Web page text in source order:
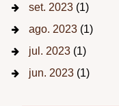
set. 2023 (1)
ago. 2023 (1)
jul. 2023 (1)
jun. 2023 (1)